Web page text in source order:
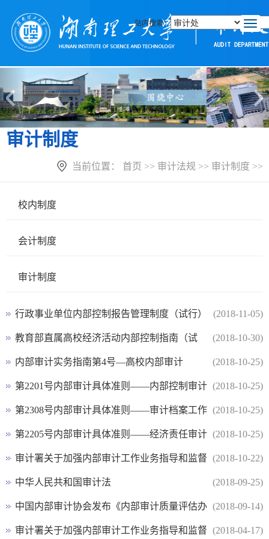
T
g
l
e
n
a
v
i
站内搜索：
审计制度
当前位置： 首页 >> 审计法规 >> 审计制度 >>
校内制度
会计制度
审计制度
(2018-11-05)
行政事业单位内部控制报告管理制度（试行）
财会（2017）1号 (2018-10-30)
教育部直属高校经济活动内部控制指南（试
行）教财厅〔2016〕2号 (2018-10-25)
内部审计实务指南第4号―高校内部审计
(2018-10-25)
第2201号内部审计具体准则——内部控制审计
(2018-10-25)
第2308号内部审计具体准则——审计档案工作
(2018-10-25)
第2205号内部审计具体准则——经济责任审计
(2018-10-22)
审计署关于加强内部审计工作业务指导和监督
的意见 (2018-09-25)
中华人民共和国审计法
(2018-09-14)
中国内部审计协会发布《内部审计质量评估办
法》 (2018-04-17)
审计署关于加强内部审计工作业务指导和监督